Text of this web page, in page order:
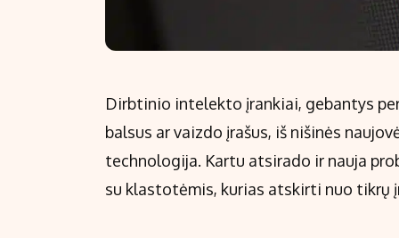
Dirbtinio intelekto įrankiai, gebantys
balsus ar vaizdo įrašus, iš nišinės
technologija. Kartu atsirado ir nauja
su klastotėmis, kurias atskirti nuo tikrų